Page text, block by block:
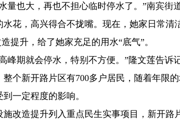
量也大，再也不担心临时停水了。”南宾街
花，高兴得合不拢嘴。现在，她家日常清
提升，给了她家充足的用水“底气”。
峰期就会停水，特别不方便。”隆文莲告诉
个新开路片区有700多户居民，随着年限
一定程度的影响。
改造提升列入重点民生实事项目，新开路